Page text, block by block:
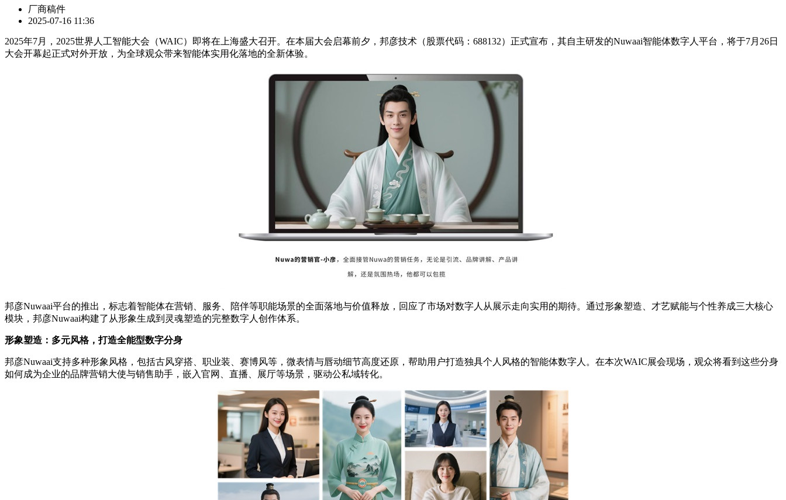
厂商稿件
2025-07-16 11:36
2025年7月，2025世界人工智能大会（WAIC）即将在上海盛大召开。在本届大会启幕前夕，邦彦技术（股票代码：688132）正式宣布，其自主研发的Nuwaai智能体数字人平台，将于7月26日
大会开幕起正式对外开放，为全球观众带来智能体实用化落地的全新体验。
邦彦Nuwaai平台的推出，标志着智能体在营销、服务、陪伴等职能场景的全面落地与价值释放，回应了市场对数字人从展示走向实用的期待。通过形象塑造、才艺赋能与个性养成三大核心
模块，邦彦Nuwaai构建了从形象生成到灵魂塑造的完整数字人创作体系。
形象塑造：多元风格，打造全能型数字分身
邦彦Nuwaai支持多种形象风格，包括古风穿搭、职业装、赛博风等，微表情与唇动细节高度还原，帮助用户打造独具个人风格的智能体数字人。在本次WAIC展会现场，观众将看到这些分身
如何成为企业的品牌营销大使与销售助手，嵌入官网、直播、展厅等场景，驱动公私域转化。